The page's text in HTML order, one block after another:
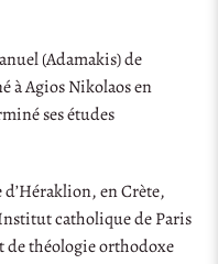
(Adamakis) de
à Agios Nikolaos en
ses études
d’Héraklion, en Crète,
catholique de Paris
de théologie orthodoxe